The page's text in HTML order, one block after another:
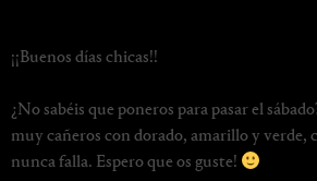
¡¡Buenos días chicas!!
¿No sabéis que poneros para pasar el
muy cañeros con dorado, amarillo y verde,
nunca falla. Espero que os guste!